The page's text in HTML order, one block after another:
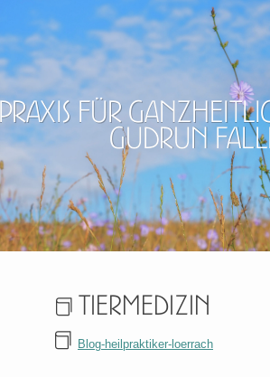
für
Gudrun
Tiermedizin
Blog-heilpraktiker-loerrach